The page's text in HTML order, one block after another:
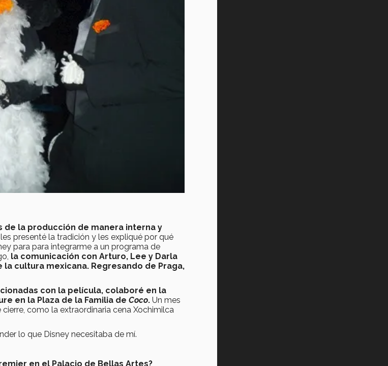
la producción de manera interna y
presenté la tradición y les expliqué por qué
para para integrarme a un programa de
la comunicación con Arturo, Lee y Darla
cultura mexicana. Regresando de Praga,
con la película, colaboré en la
en la Plaza de la Familia de Coco. Un mes
como la extraordinaria cena Xochimilca
lo que Disney necesitaba de mí.
en el Palacio de Bellas Artes?